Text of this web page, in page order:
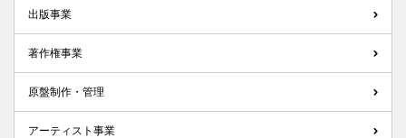
出版事業
著作権事業
原盤制作・管理
アーティスト事業